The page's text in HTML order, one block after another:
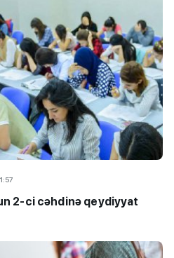
2-ci cəhdinə qeydiyyat